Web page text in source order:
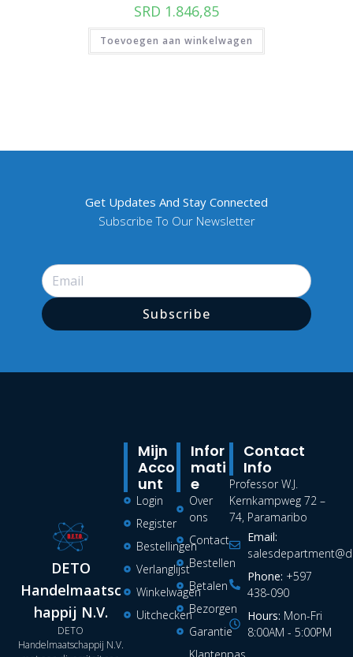
SRD 1.846,85
Toevoegen aan winkelwagen
Get Updates And Stay Connected
Subscribe To Our Newsletter
Subscribe
DETO
Handelmaatsc
happij N.V.
DETO
Handelmaatschappij N.V.
Infor
Mati
E
Over
ons
Contact
Bestellen
Betalen
Bezorgen
Garantie
Mijn
Acco
Unt
Login
Register
Bestellingen
Verlanglijst
Winkelwagen
Uitchecken
Contact
Info
Professor W.J.
Kernkampweg 72 –
74, Paramaribo
Email:
Phone: +597
438-090
Hours: Mon-Fri
8:00AM - 5:00PM